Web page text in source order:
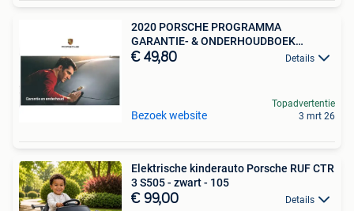
2020 PORSCHE PROGRAMMA
GARANTIE- & ONDERHOUDBOEK
NEDERLANDS
€ 49,80 Details
Bezoek website
Topadvertentie
3 mrt 26
Elektrische kinderauto Porsche RUF CTR
3 S505 - zwart - 105
€ 99,00 Details